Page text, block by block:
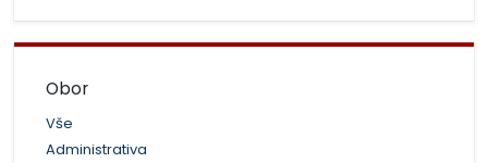
Obor
Vše
Administrativa